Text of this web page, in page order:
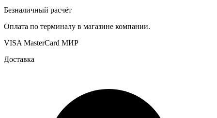
Безналичный расчёт
Оплата по терминалу в магазине компании.
VISA MasterCard МИР
Доставка